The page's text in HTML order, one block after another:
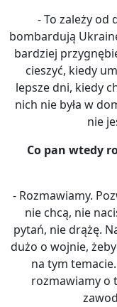
- To zależy od
bombardują
bardziej
cieszyć, kiedy
lepsze dni, kiedy
nich nie była w
nie
Co pan wtedy
- Rozmawiamy.
nie chcą, nie
pytań, nie drążę.
dużo o wojnie,
na tym
rozmawiamy o